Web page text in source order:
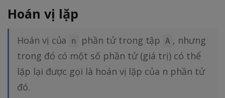
Hoán vị lặp
Hoán vị của n phần tử trong tập A , nhưng
trong đó có một số phần tử (giá trị) có thể
lặp lại được gọi là hoán vị lặp của n phần tử
đó.